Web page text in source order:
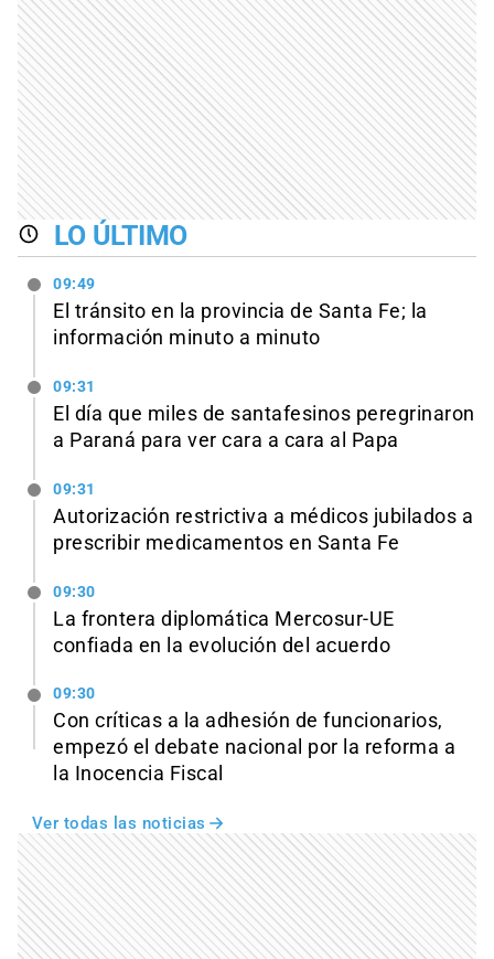
LO ÚLTIMO
09:49
El tránsito en la provincia de Santa Fe; la
información minuto a minuto
09:31
El día que miles de santafesinos peregrinaron
a Paraná para ver cara a cara al Papa
09:31
Autorización restrictiva a médicos jubilados a
prescribir medicamentos en Santa Fe
09:30
La frontera diplomática Mercosur-UE
confiada en la evolución del acuerdo
09:30
Con críticas a la adhesión de funcionarios,
empezó el debate nacional por la reforma a
la Inocencia Fiscal
Ver todas las noticias